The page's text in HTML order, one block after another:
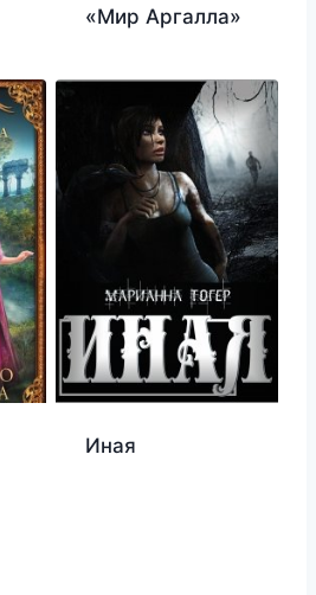
«Мир Аргалла»
Иная